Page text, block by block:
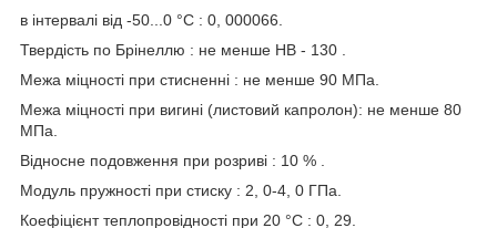
в інтервалі від -50...0 °C : 0, 000066.
Твердість по Брінеллю : не менше HB - 130 .
Межа міцності при стисненні : не менше 90 МПа.
Межа міцності при вигині (листовий капролон): не менше 80
МПа.
Відносне подовження при розриві : 10 % .
Модуль пружності при стиску : 2, 0-4, 0 ГПа.
Коефіцієнт теплопровідності при 20 °C : 0, 29.